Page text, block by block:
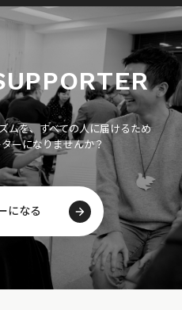
ムを、すべての人に届けるため
ーになりませんか？
になる